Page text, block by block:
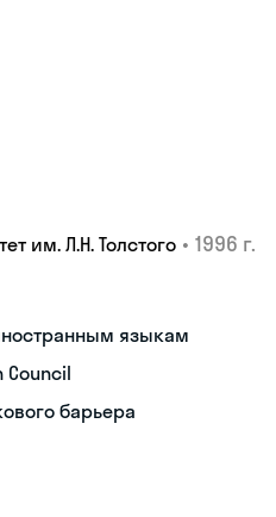
им. Л.Н. Толстого • 1996 г.
языкам
барьера